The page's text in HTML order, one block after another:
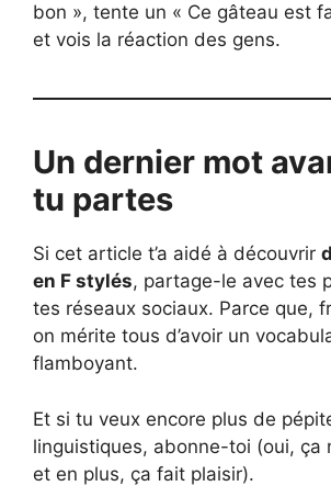
bon », tente un « Ce gâteau est
et vois la réaction des gens.
Un dernier mot
tu partes
Si cet article t’a aidé à découvrir
en F stylés, partage-le avec tes
tes réseaux sociaux. Parce que,
on mérite tous d’avoir un
flamboyant.
Et si tu veux encore plus de
linguistiques, abonne-toi (oui, ça
et en plus, ça fait plaisir).